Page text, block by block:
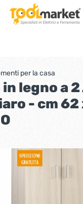
per la casa
legno a
- cm 62